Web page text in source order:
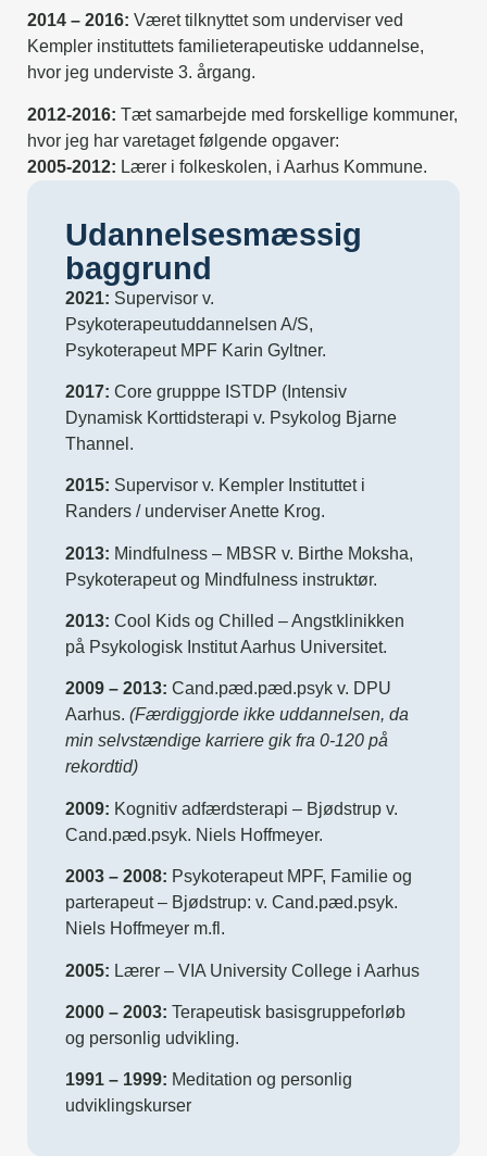
Udannelsesmæssig
baggrund
2021: Supervisor v.
Psykoterapeutuddannelsen A/S,
Psykoterapeut MPF Karin Gyltner.
2017: Core grupppe ISTDP (Intensiv
Dynamisk Korttidsterapi v. Psykolog Bjarne
Thannel.
2015: Supervisor v. Kempler Instituttet i
Randers / underviser Anette Krog.
2013: Mindfulness – MBSR v. Birthe Moksha,
Psykoterapeut og Mindfulness instruktør.
2013: Cool Kids og Chilled – Angstklinikken
på Psykologisk Institut Aarhus Universitet.
2009 – 2013: Cand.pæd.pæd.psyk v. DPU
Aarhus. (Færdiggjorde ikke uddannelsen, da
min selvstændige karriere gik fra 0-120 på
rekordtid)
2009: Kognitiv adfærdsterapi – Bjødstrup v.
Cand.pæd.psyk. Niels Hoffmeyer.
2003 – 2008: Psykoterapeut MPF, Familie og
parterapeut – Bjødstrup: v. Cand.pæd.psyk.
Niels Hoffmeyer m.fl.
2005: Lærer – VIA University College i Aarhus
2000 – 2003: Terapeutisk basisgruppeforløb
og personlig udvikling.
1991 – 1999: Meditation og personlig
udviklingskurser
2014 – 2016: Været tilknyttet som underviser ved
Kempler instituttets familieterapeutiske uddannelse,
hvor jeg underviste 3. årgang.
2012-2016: Tæt samarbejde med forskellige kommuner,
hvor jeg har varetaget følgende opgaver:
2005-2012: Lærer i folkeskolen, i Aarhus Kommune.